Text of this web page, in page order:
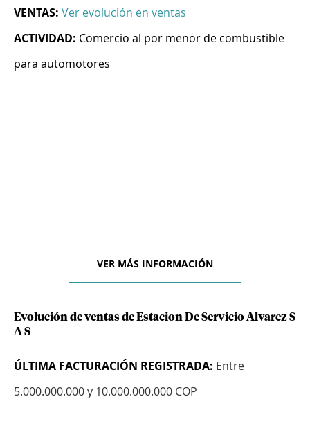
VENTAS: Ver evolución en ventas
ACTIVIDAD: Comercio al por menor de combustible
para automotores
VER MÁS INFORMACIÓN
Evolución de ventas de Estacion De Servicio Alvarez S
A S
ÚLTIMA FACTURACIÓN REGISTRADA: Entre
5.000.000.000 y 10.000.000.000 COP